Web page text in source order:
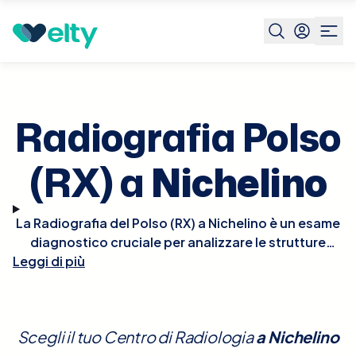
Prenota visita Nichelino
Radiografia Polso
(RX) a Nichelino
La Radiografia del Polso (RX) a Nichelino è un esame
diagnostico cruciale per analizzare le strutture
ossee del polso in caso di traumi, dolore persistente
essenziale per una diagnosi accurata. L'esame è
Leggi di più
Scegli il tuo Centro di RadiologiaaNichelino